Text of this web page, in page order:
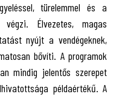
türelemmel és a
Élvezetes, magas
nyújt a vendégeknek,
bővíti. A programok
mindig jelentős szerepet
példaértékű. A